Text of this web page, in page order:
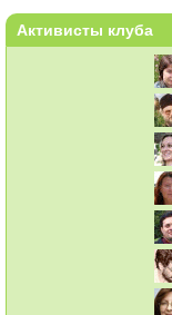
Активисты клуба